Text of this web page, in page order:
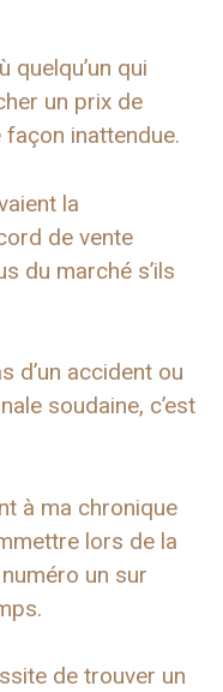
quelqu’un qui
un prix de
inattendue.
la
de vente
du marché s’ils
d’un accident ou
soudaine, c’est
à ma chronique
lors de la
un sur
de trouver un